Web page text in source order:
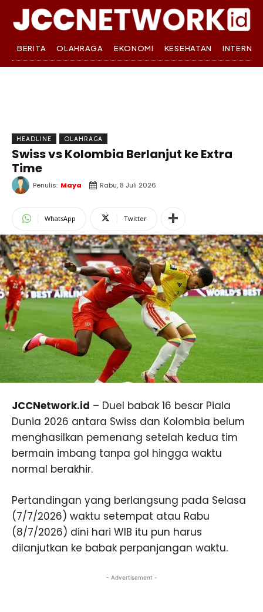
BERITA OLAHRAGA EKONOMI KESEHATAN
HEADLINE OLAHRAGA
Swiss vs Kolombia Berlanjut ke Extra
Time
Penulis: Maya Rabu, 8 Juli 2026
WhatsApp Twitter
JCCNetwork.id – Duel babak 16 besar Piala
Dunia 2026 antara Swiss dan Kolombia belum
menghasilkan pemenang setelah kedua tim
bermain imbang tanpa gol hingga waktu
normal berakhir.
Pertandingan yang berlangsung pada Selasa
(7/7/2026) waktu setempat atau Rabu
(8/7/2026) dini hari WIB itu pun harus
dilanjutkan ke babak perpanjangan waktu.
- Advertisement -